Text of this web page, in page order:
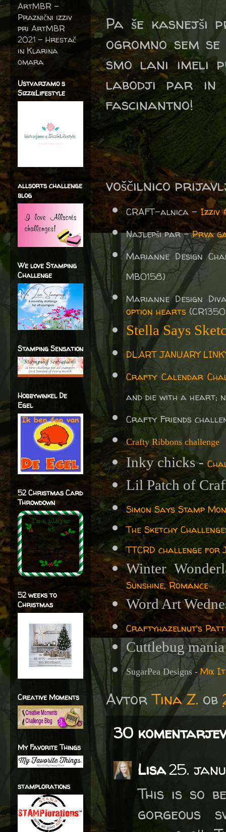
Pa še kasnejši
ogromno sem
smo lani imeli
labodji par in
fascinantno!
voščilnico
CRAFT-alnica -Izziv
Najlepši par -Prva
Marianne Design
MB0158)
Marianne Design
option hearts
Stella Says
DL.ART JANUARY
Crafty Calendar
and die with a heart;
Crafty Friends
Crafty Ribbons challenge
Inky chicks -
Lil Patch of
Simon Says Stamp
The Sketchy
TTCRD challenge for
Winter
Sunshine, Romance
Word Art
Craftyhazelnut's
Cuttlebug
SugarPea Designs -Mix
AvtorTina Z. ob
30
Lisa25.
This is so
gorgeous
ArtMBR -
Praznični izziv
pri ArtMBR
2021 – Hrestač
in Klarina
omara
Ustvarjamo s
SizzixLifestyle
allsorts challenge
blog
We love Stamping
Challenge
Stamping Sensation
Hobbywinkel De
Egel
52 Christmas Card
Throwdown
52 weeks to
Christmas
Creative Moments
My Favorite Things
stamplorations